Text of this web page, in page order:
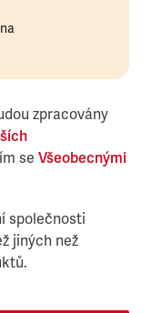
zpracovány
se Všeobecnými
společnosti
jiných než